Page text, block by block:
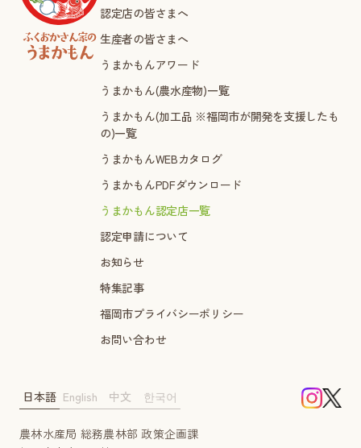
認定店の皆さまへ
生産者の皆さまへ
うまかもんアワード
うまかもん(農水産物)一覧
うまかもん(加工品 ※福岡市が開発を支援したも
の)一覧
うまかもんWEBカタログ
うまかもんPDFダウンロード
うまかもん認定店一覧
認定申請について
お知らせ
特集記事
福岡市プライバシーポリシー
お問い合わせ
農林水産局 総務農林部 政策企画課
日本語 English 中文 한국어